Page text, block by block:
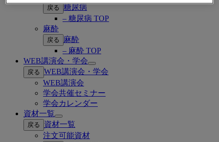
戻る 糖尿病
– 糖尿病 TOP
麻酔
戻る
麻酔
– 麻酔 TOP
WEB講演会・学会
Open
submenu
戻る WEB講演会・学会
WEB講演会
学会共催セミナー
学会カレンダー
資材一覧
Open
submenu
戻る
資材一覧
注文可能資材